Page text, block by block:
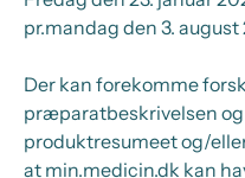
pr.mandag den 3. august
Der kan forekomme
præparatbeskrivelsen
produktresumeet og/
at min.medicin.dk kan